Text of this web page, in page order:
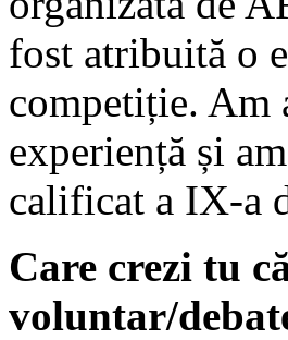
fost atribuită o
competiție. Am
experiență și
calificat a IX-a
Care crezi tu
voluntar/